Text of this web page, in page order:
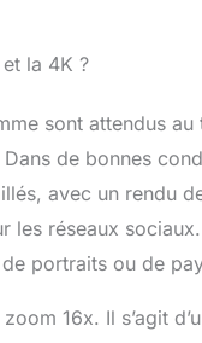
la 4K ?
sont attendus
de bonnes
avec un rendu
réseaux
portraits ou de
16x. Il s’agit